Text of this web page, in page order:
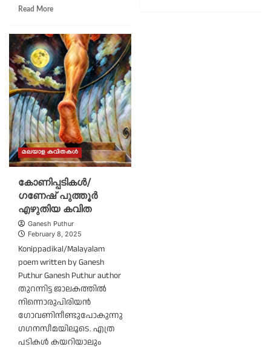
Read MoreRead
ഒറ്റയ്ക്കിരിക്കുമ്പോൾ/
2025-
ലോക
കവിതാ
ദിന
കവിത/
ഗണേഷ്
പുത്തൂർ
മലയാള കവിതകൾ
കോണിപ്പടികൾ/
ഗണേഷ് പുത്തൂർ
എഴുതിയ കവിത
Ganesh Puthur
February 8, 2025
Konippadikal/Malayalam
poem written by Ganesh
Puthur Ganesh Puthur author
തുറന്നിട്ട ജാലകത്തിൽ
നിന്നൊരുപിരിയൻ
ഗോവണിനീണ്ടുപോകുന്നു
ഗഗനസീമയിലൂടെ. എത്ര
പടികൾ കയറിയാലും